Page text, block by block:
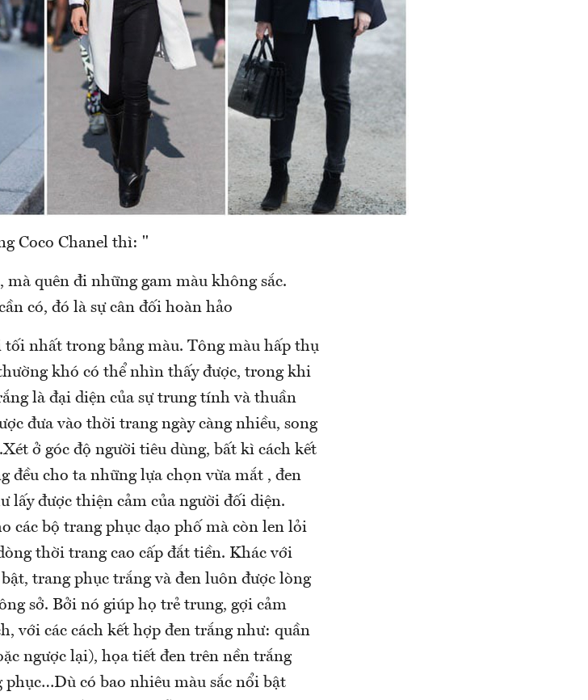
Coco Chanel thì: "
mà quên đi những gam màu không sắc.
có, đó là sự cân đối hoàn hảo
nhất trong bảng màu. Tông màu hấp thụ
khó có thể nhìn thấy được, trong khi
là đại diện của sự trung tính và thuần
đưa vào thời trang ngày càng nhiều, song
ở góc độ người tiêu dùng, bất kì cách kết
đều cho ta những lựa chọn vừa mắt , đen
lấy được thiện cảm của người đối diện.
các bộ trang phục dạo phố mà còn len lỏi
thời trang cao cấp đắt tiền. Khác với
trang phục trắng và đen luôn được lòng
sở. Bởi nó giúp họ trẻ trung, gợi cảm
với các cách kết hợp đen trắng như: quần
ngược lại), họa tiết đen trên nền trắng
có bao nhiêu màu sắc nổi bật